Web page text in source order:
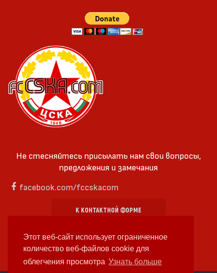
Этот веб-сайт использует ограниченное
количество веб-файлов cookie для
облегчения просмотра Узнать больше
Не стесняйтесь присылать нам свои вопросы,
предложения и замечания
facebook.com/fccskacom
К КОНТАКТНОЙ ФОРМЕ